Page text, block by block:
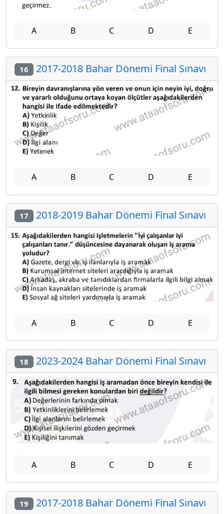
A B C D E
16 2017-2018 Bahar Dönemi Final Sınavı
A B C D E
17 2018-2019 Bahar Dönemi Final Sınavı
A B C D E
18 2023-2024 Bahar Dönemi Final Sınavı
A B C D E
19 2017-2018 Bahar Dönemi Final Sınavı